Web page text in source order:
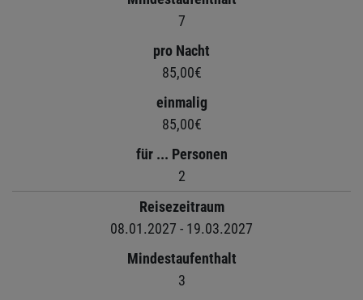
7
pro Nacht
85,00€
einmalig
85,00€
für ... Personen
2
Reisezeitraum
08.01.2027 - 19.03.2027
Mindestaufenthalt
3